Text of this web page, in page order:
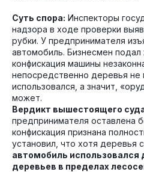
Суть спора: Инспекторы
надзора в ходе проверки
рубки. У предпринимателя
автомобиль. Бизнесмен
конфискация машины
непосредственно деревья не
использовался, а значит,
может.
Вердикт вышестоящего
предпринимателя оставлена
конфискация признана
установил, что хотя деревья
автомобиль использовался
деревьев в пределах